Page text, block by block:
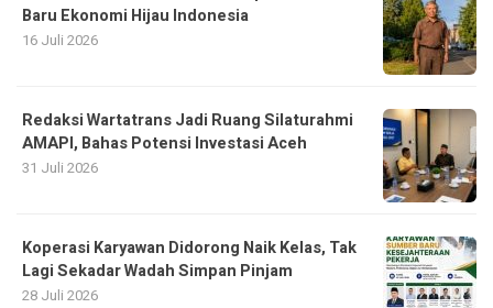
Baru Ekonomi Hijau Indonesia
16 Juli 2026
Redaksi Wartatrans Jadi Ruang Silaturahmi
AMAPI, Bahas Potensi Investasi Aceh
31 Juli 2026
Koperasi Karyawan Didorong Naik Kelas, Tak
Lagi Sekadar Wadah Simpan Pinjam
28 Juli 2026